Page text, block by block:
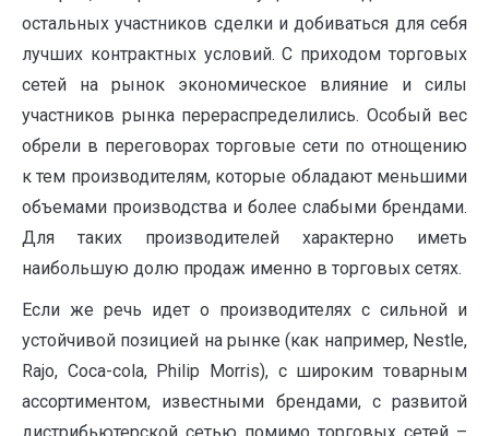
остальных участников сделки и добиваться для себя
лучших контрактных условий. С приходом торговых
сетей на рынок экономическое влияние и силы
участников рынка перераспределились. Особый вес
обрели в переговорах торговые сети по отнощению
к тем производителям, которые обладают меньшими
объемами производства и более слабыми брендами.
Для таких производителей характерно иметь
наибольшую долю продаж именно в торговых сетях.
Если же речь идет о производителях с сильной и
устойчивой позицией на рынке (как например, Nestle,
Rajo, Coca-cola, Philip Morris), с широким товарным
ассортиментом, известными брендами, с развитой